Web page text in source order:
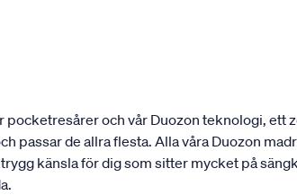
och vår Duozon teknologi,
de allra flesta. Alla våra Duozon
känsla för dig som sitter mycket på